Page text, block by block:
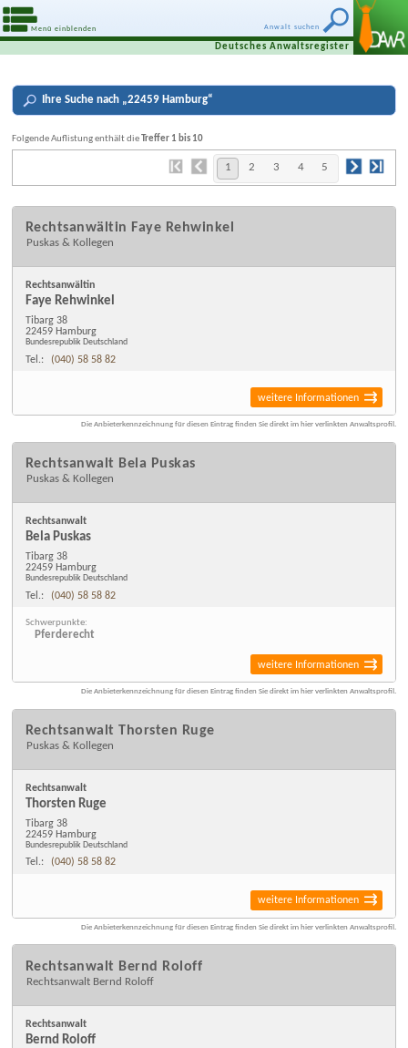
Anwalt suchen
Menü einblenden
Deutsches Anwaltsregister
IhreSuche nach „22459 Hamburg“
Folgende Auflistung enthält die Treffer 1 bis 10
1 2 3 4 5
Rechtsanwältin Faye Rehwinkel
Puskas & Kollegen
Rechtsanwältin
Faye Rehwinkel
Tibarg 38
22459 Hamburg
Bundesrepublik Deutschland
Tel.: (040) 58 58 82
weitere Informationen
Die Anbieterkennzeichnung für diesen Eintrag finden Sie direkt im hier verlinkten Anwaltsprofil.
Rechtsanwalt Bela Puskas
Puskas & Kollegen
Rechtsanwalt
Bela Puskas
Tibarg 38
22459 Hamburg
Bundesrepublik Deutschland
Tel.: (040) 58 58 82
Schwerpunkte:
Pferderecht
weitere Informationen
Die Anbieterkennzeichnung für diesen Eintrag finden Sie direkt im hier verlinkten Anwaltsprofil.
Rechtsanwalt Thorsten Ruge
Puskas & Kollegen
Rechtsanwalt
Thorsten Ruge
Tibarg 38
22459 Hamburg
Bundesrepublik Deutschland
Tel.: (040) 58 58 82
weitere Informationen
Die Anbieterkennzeichnung für diesen Eintrag finden Sie direkt im hier verlinkten Anwaltsprofil.
Rechtsanwalt Bernd Roloff
Rechtsanwalt Bernd Roloff
Rechtsanwalt
Bernd Roloff